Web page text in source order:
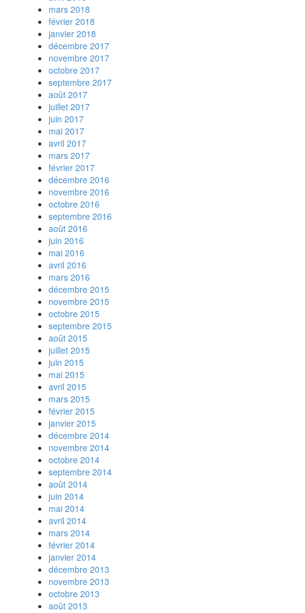
mars 2018
février 2018
janvier 2018
décembre 2017
novembre 2017
octobre 2017
septembre 2017
août 2017
juillet 2017
juin 2017
mai 2017
avril 2017
mars 2017
février 2017
décembre 2016
novembre 2016
octobre 2016
septembre 2016
août 2016
juin 2016
mai 2016
avril 2016
mars 2016
décembre 2015
novembre 2015
octobre 2015
septembre 2015
août 2015
juillet 2015
juin 2015
mai 2015
avril 2015
mars 2015
février 2015
janvier 2015
décembre 2014
novembre 2014
octobre 2014
septembre 2014
août 2014
juin 2014
mai 2014
avril 2014
mars 2014
février 2014
janvier 2014
décembre 2013
novembre 2013
octobre 2013
août 2013